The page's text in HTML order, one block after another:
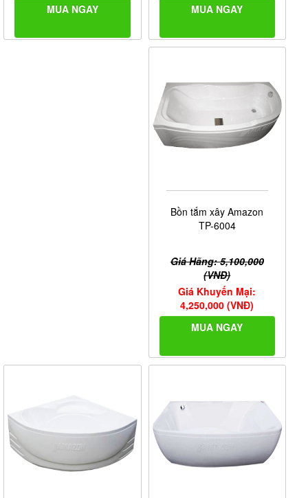
MUA NGAY
MUA NGAY
Bồn tắm xây Amazon
TP-6004
Giá Hãng: 5,100,000
(VNĐ)
Giá Khuyến Mại:
4,250,000 (VNĐ)
MUA NGAY